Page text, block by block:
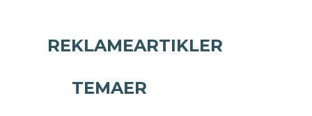
REKLAMEARTIKLER
TEMAER